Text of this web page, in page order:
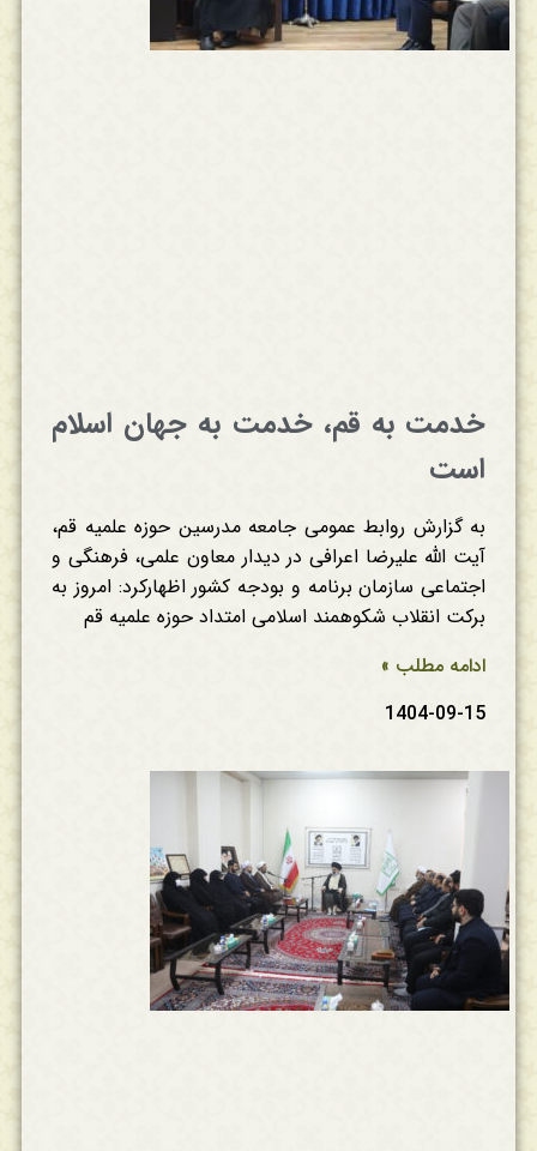
خدمت به قم، خدمت به جهان اسلام
است
به گزارش روابط عمومی جامعه مدرسین حوزه علمیه قم،
آیت الله علیرضا اعرافی در دیدار معاون علمی، فرهنگی و
اجتماعی سازمان برنامه و بودجه کشور اظهارکرد: امروز به
برکت انقلاب شکوهمند اسلامی امتداد حوزه علمیه قم
ادامه مطلب »
1404-09-15